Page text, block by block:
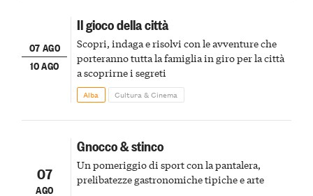
07 AGO
10 AGO
Il gioco della città
Scopri, indaga e risolvi con le avventure che
porteranno tutta la famiglia in giro per la città
a scoprirne i segreti
Alba Cultura & Cinema
07
AGO
Gnocco & stinco
Un pomeriggio di sport con la pantalera,
prelibatezze gastronomiche tipiche e arte